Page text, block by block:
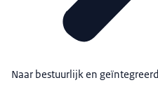
Naar bestuurlijk en